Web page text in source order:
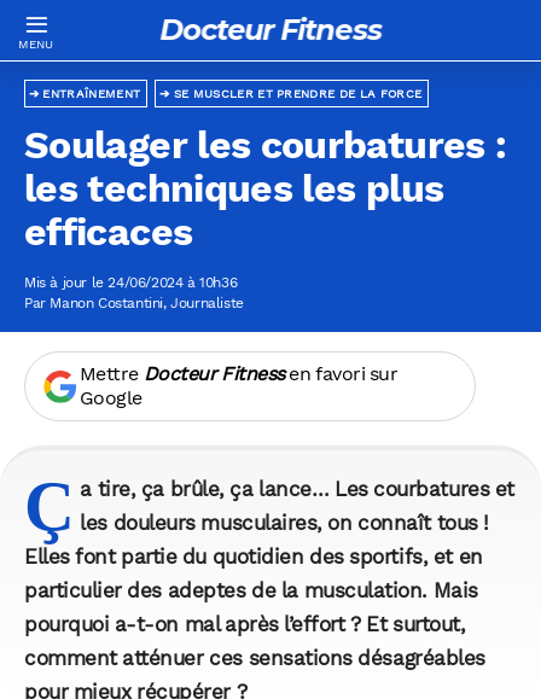
Docteur Fitness
SE MUSCLER ET PRENDRE DE LA FORCE
ENTRAÎNEMENT
Soulager les courbatures :
les techniques les plus
efficaces
Mis à jour le 24/06/2024 à 10h36
Par Manon Costantini, Journaliste
Mettre Docteur Fitnessen favori sur
Google
Ç a tire, ça brûle, ça lance… Les courbatures et
les douleurs musculaires, on connaît tous !
Elles font partie du quotidien des sportifs, et en
particulier des adeptes de la musculation. Mais
pourquoi a-t-on mal après l’effort ? Et surtout,
comment atténuer ces sensations désagréables
pour mieux récupérer ?